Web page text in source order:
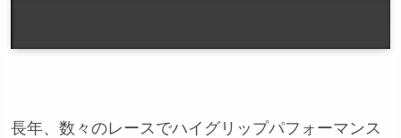
長年、数々のレースでハイグリップパフォーマンス